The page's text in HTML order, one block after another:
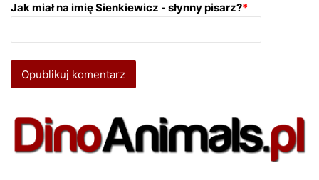
Jak miał na imię Sienkiewicz - słynny pisarz?*